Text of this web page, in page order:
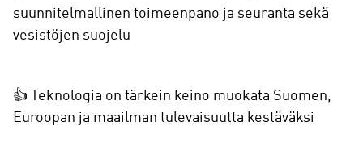
suunnitelmallinen toimeenpano ja seuranta sekä
vesistöjen suojelu
👍 Teknologia on tärkein keino muokata Suomen,
Euroopan ja maailman tulevaisuutta kestäväksi